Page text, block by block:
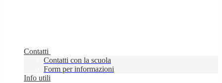
Contatti
Contatti con la scuola
Form per informazioni
Info utili